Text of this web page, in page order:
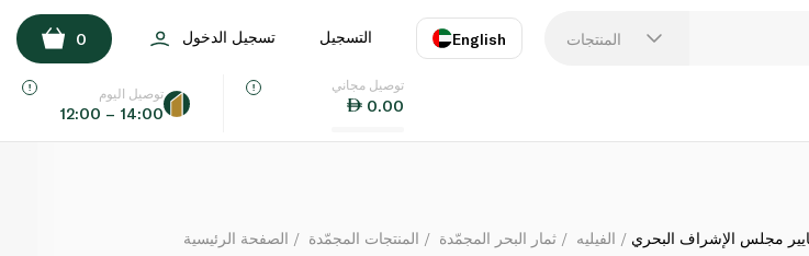
المنتجات English
اللغة
التسجيل تسجيل الدخول 0
توصيل مجاني
0.00
توصيل اليوم
12:00 – 14:00
الصفحة الرئيسية المنتجات المجمّدة ثمار البحر المجمّدة الفيليه